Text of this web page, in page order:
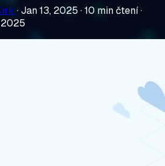
·Jan 13, 2025 ·10 min čtení·